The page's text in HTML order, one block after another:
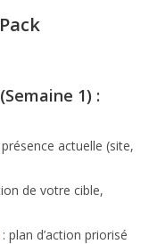
1) :
actuelle (site,
de votre cible,
: plan d’action priorisé